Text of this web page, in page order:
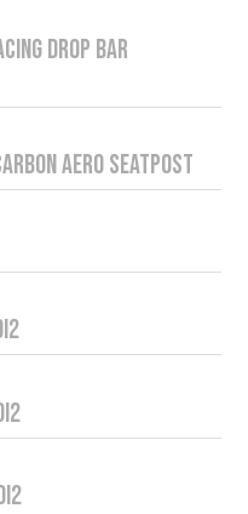
DROP BAR
AERO SEATPOST